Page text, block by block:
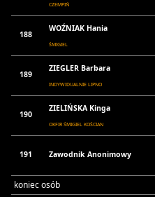
CZEMPIŃ
188
WOŹNIAK Hania
ŚMIGIEL
189
ZIEGLER Barbara
INDYWIDUALNIE LIPNO
190
ZIELIŃSKA Kinga
OKFIR ŚMIGIEL KOŚCIAN
191 Zawodnik Anonimowy
koniec osób